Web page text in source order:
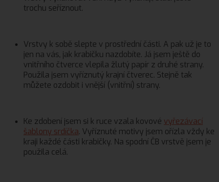
trochu seříznout.
Vrstvy k sobě slepte v prostřední části. A pak už je to
jen na vás, jak krabičku nazdobíte. Já jsem ještě do
vnitřního čtverce vlepila žlutý papír z druhé strany.
Použila jsem vyříznutý krajní čtverec. Stejně tak
můžete ozdobit i vnější (vnitřní) strany.
Ke zdobení jsem si k ruce vzala kovové vyřezávací
šablony srdíčka. Vyříznuté motivy jsem ořízla vždy ke
kraji každé části krabičky. Na spodní ČB vrstvě jsem je
použila celá.